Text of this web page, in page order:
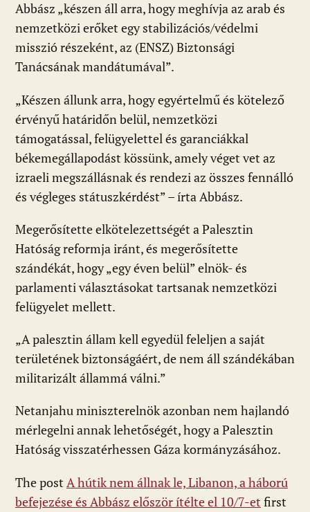
Abbász „készen áll arra, hogy meghívja az arab és
nemzetközi erőket egy stabilizációs/védelmi
misszió részeként, az (ENSZ) Biztonsági
Tanácsának mandátumával”.
„Készen állunk arra, hogy egyértelmű és kötelező
érvényű határidőn belül, nemzetközi
támogatással, felügyelettel és garanciákkal
békemegállapodást kössünk, amely véget vet az
izraeli megszállásnak és rendezi az összes fennálló
és végleges státuszkérdést” – írta Abbász.
Megerősítette elkötelezettségét a Palesztin
Hatóság reformja iránt, és megerősítette
szándékát, hogy „egy éven belül” elnök- és
parlamenti választásokat tartsanak nemzetközi
felügyelet mellett.
„A palesztin állam kell egyedül feleljen a saját
területének biztonságáért, de nem áll szándékában
militarizált állammá válni.”
Netanjahu miniszterelnök azonban nem hajlandó
mérlegelni annak lehetőségét, hogy a Palesztin
Hatóság visszatérhessen Gáza kormányzásához.
The post A hútik nem állnak le, Libanon, a háború
befejezése és Abbász először ítélte el 10/7-et first